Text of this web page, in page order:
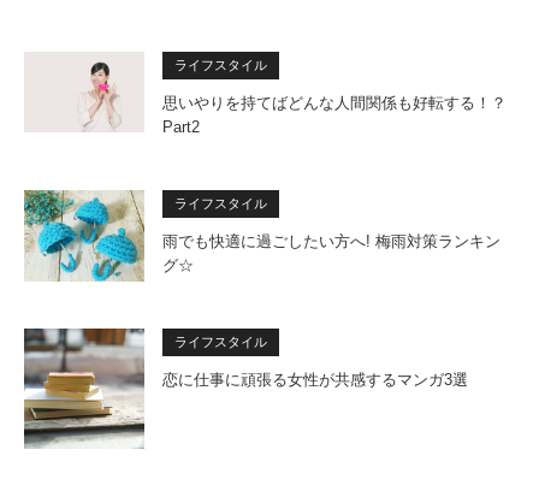
ライフスタイル
思いやりを持てばどんな人間関係も好転する！？
Part2
ライフスタイル
雨でも快適に過ごしたい方へ! 梅雨対策ランキン
グ☆
ライフスタイル
恋に仕事に頑張る女性が共感するマンガ3選